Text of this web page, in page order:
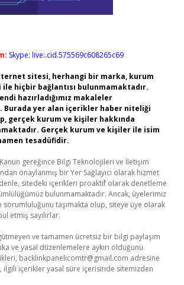
Skype: live:.cid.575569c608265c69
sitesi, herhangi bir marka, kurum
ile hiçbir bağlantısı bulunmamaktadır.
hazırladığımız makaleler
Burada yer alan içerikler haber niteliği
gerçek kurum ve kişiler hakkında
Gerçek kurum ve kişiler ile isim
tesadüfidir.
Kanun gereğince Bilgi Teknolojileri ve İletişim
onaylanmış bir Yer Sağlayıcı olarak hizmet
sitedeki içerikleri proaktif olarak denetleme
bulunmamaktadır. Ancak, üyelerimiz
sorumluluğunu taşımakta olup, siteye üye olarak
etmiş sayılırlar.
ve tamamen ücretsiz bir bilgi paylaşım
ve yasal düzenlemelere aykırı olduğunu
backlinkpanelicomtr@gmail.com adresine
içerikler yasal süre içerisinde sitemizden